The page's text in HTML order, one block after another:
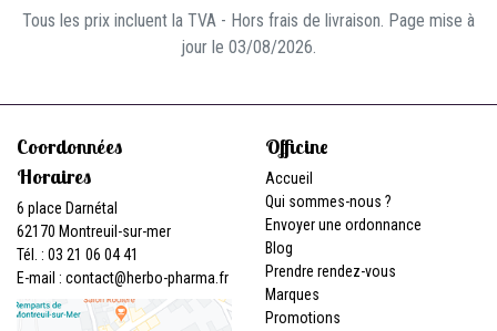
Tous les prix incluent la TVA - Hors frais de livraison. Page mise à
jour le 03/08/2026.
Coordonnées
Horaires
6 place Darnétal
62170 Montreuil-sur-mer
Tél. : 03 21 06 04 41
E-mail : contact@herbo-pharma.fr
Officine
Accueil
Qui sommes-nous ?
Envoyer une ordonnance
Blog
Prendre rendez-vous
Marques
Promotions